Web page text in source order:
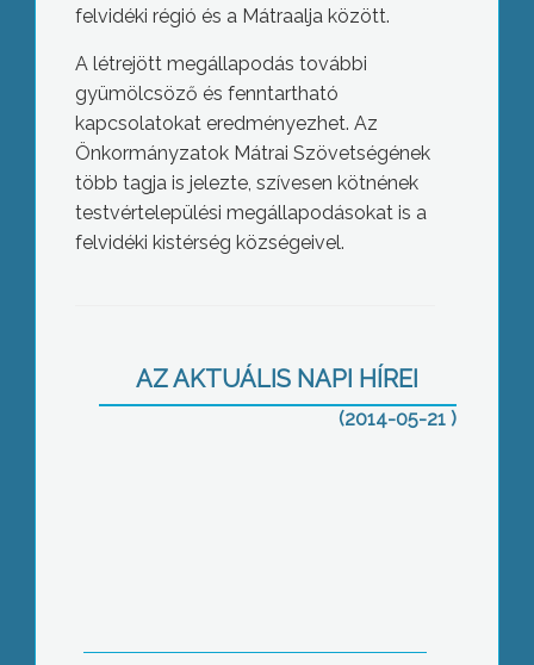
felvidéki régió és a Mátraalja között.
A létrejött megállapodás további
gyümölcsöző és fenntartható
kapcsolatokat eredményezhet. Az
Önkormányzatok Mátrai Szövetségének
több tagja is jelezte, szívesen kötnének
testvértelepülési megállapodásokat is a
felvidéki kistérség községeivel.
AZ AKTUÁLIS NAPI HÍREI
(2014-05-21 )